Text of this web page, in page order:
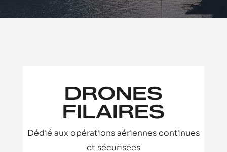
DRONES
FILAIRES
Dédié aux opérations aériennes continues
et sécurisées